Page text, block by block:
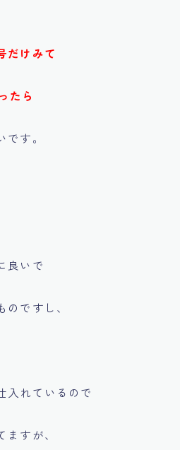
だけみて
たら
す。
良いで
ですし、
入れているので
すが、